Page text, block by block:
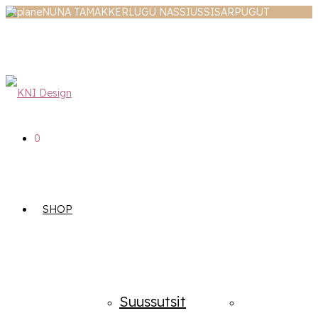
NUNA TAMAKKERLUGU NASSIUSSISARPUGUT
0
SHOP
Suussutsit